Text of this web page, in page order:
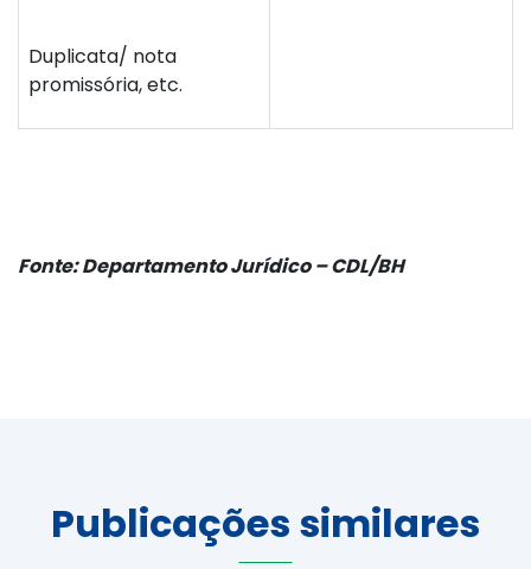
Duplicata/ nota
promissória, etc.
Fonte: Departamento Jurídico – CDL/BH
Publicações similares